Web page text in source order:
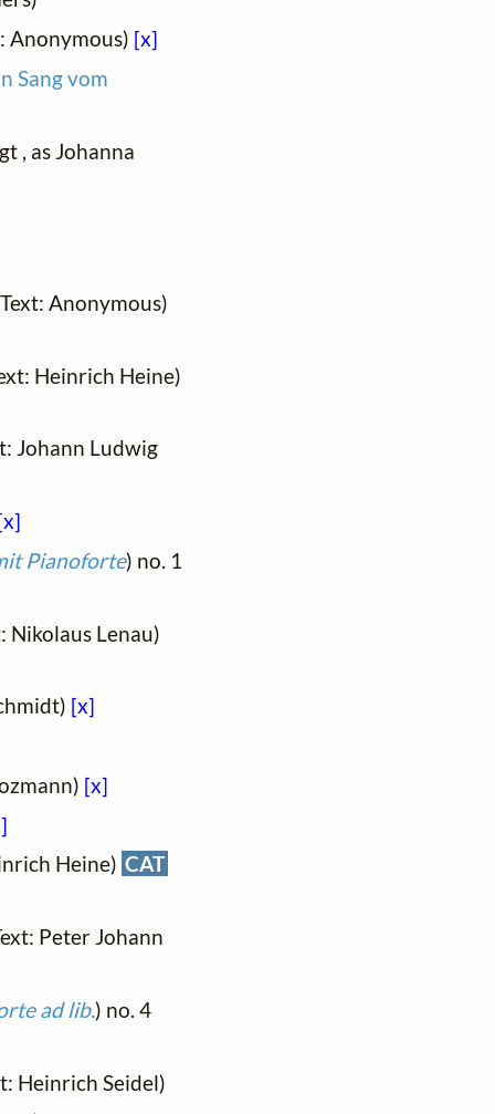
Anonymous) [x]
Sang vom
, as Johanna
Anonymous)
Heinrich Heine)
Johann Ludwig
Pianoforte) no. 1
Nikolaus Lenau)
[x]
[x]
Heine) CAT
Peter Johann
ad lib.) no. 4
Heinrich Seidel)